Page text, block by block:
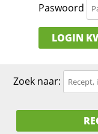
Paswoord
LOGIN
Zoek naar: